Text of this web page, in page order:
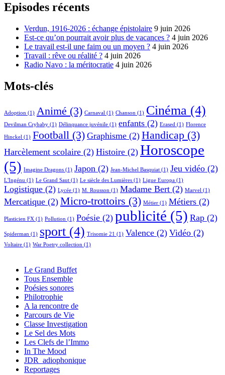
Episodes récents
Verdun, 1916-2026 : échange épistolaire 9 juin 2026
Est-ce qu’on pourrait avoir plus de vacances ? 4 juin 2026
Le travail est-il une faim ou un moyen ? 4 juin 2026
Travail : rêve ou réalité ? 4 juin 2026
Radio Navo : la méritocratie 4 juin 2026
Mots-clés
Adoption (1) Animé (3) Carnaval (1) Chanson (1) Cinéma (4)
Devilman Crybaby (1) Délinquance juvénile (1) enfants (2) Erased (1) Florence
Hinckel (1) Football (3) Graphisme (2) Handicap (3)
Harcèlement scolaire (2) Histoire (2) Horoscope
(5) Imagine Dragons (1) Japon (2) Jean-Michel Basquiat (1) Jeu vidéo (2)
L'Ingénu (1) Le Grand Saut (1) Le siècle des Lumières (1) Ligue Europa (1)
Logistique (2) Lycée (1) M. Rousson (1) Madame Bert (2) Marvel (1)
Mercatique (2) Micro-trottoirs (3) Métier (1) Métiers (2)
Plasticien FX (1) Pollution (1) Poésie (2) publicité (5) Rap (2)
Spiderman (1) sport (4) Trisomie 21 (1) Valence (2) Vidéo (2)
Voltaire (1) War Poetry collection (1)
Le Grand Buffet
Tous Ensemble
Poésies sonores
Philotrophie
A la rencontre de
Parcours de Vie
Classe Investigation
Le Sel des Mots
Les Clefs de l’Immo
In The Mood
JDR_adiophonique
Reportages